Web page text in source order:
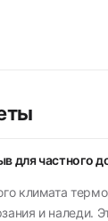
для частного
климата
и наледи.